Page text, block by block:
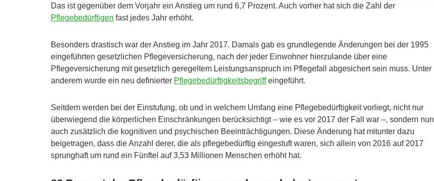
Das ist gegenüber dem Vorjahr ein Anstieg um rund 6,7 Prozent. Auch vorher hat sich die Zahl der
Pflegebedürftigen fast jedes Jahr erhöht.
Besonders drastisch war der Anstieg im Jahr 2017. Damals gab es grundlegende Änderungen bei der 1995
eingeführten gesetzlichen Pflegeversicherung, nach der jeder Einwohner hierzulande über eine
Pflegeversicherung mit gesetzlich geregeltem Leistungsanspruch im Pflegefall abgesichert sein muss. Unter
anderem wurde ein neu definierter Pflegebedürftigkeitsbegriffeingeführt.
Seitdem werden bei der Einstufung, ob und in welchem Umfang eine Pflegebedürftigkeit vorliegt, nicht nur
überwiegend die körperlichen Einschränkungen berücksichtigt – wie es vor 2017 der Fall war –, sondern nun
auch zusätzlich die kognitiven und psychischen Beeinträchtigungen. Diese Änderung hat mitunter dazu
beigetragen, dass die Anzahl derer, die als pflegebedürftig eingestuft waren, sich allein von 2016 auf 2017
sprunghaft um rund ein Fünftel auf 3,53 Millionen Menschen erhöht hat.